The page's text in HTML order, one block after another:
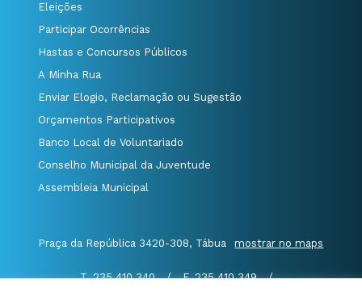
Eleições
Participar Ocorrências
Hastas e Concursos Públicos
A Minha Rua
Enviar Elogio, Reclamação ou Sugestão
Orçamentos Participativos
Banco Local de Voluntariado
Conselho Municipal da Juventude
Assembleia Municipal
Praça da República 3420-308, Tábua mostrar no maps
T. 235 410 340 / F. 235 410 349
/